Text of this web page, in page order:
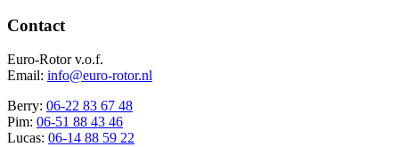
Contact
Euro-Rotor v.o.f.
Email: info@euro-rotor.nl
Berry: 06-22 83 67 48
Pim: 06-51 88 43 46
Lucas: 06-14 88 59 22